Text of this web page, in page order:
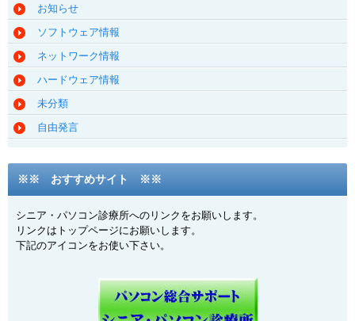
お知らせ
ソフトウェア情報
ネットワーク情報
ハードウェア情報
未分類
自由発言
※※ おすすめサイト ※※
シニア・パソコン診療所へのリンクをお願いします。
リンクはトップページにお願いします。
下記のアイコンをお使い下さい。